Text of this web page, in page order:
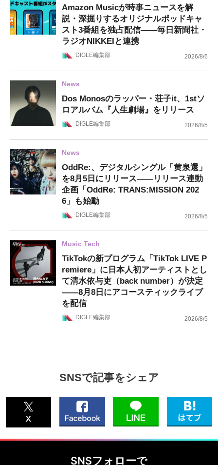
Amazon Musicが時事ニュースを解
説・深掘りするオリジナルポッドキャ
スト3番組を独占配信——毎日新聞社・
ラジオNIKKEIと連携
DIGLE編集部 2026/8/6
News
Dos Monosのラッパー・荘子it、1stソ
ロアルバム『人生劇場』をリリース
DIGLE編集部 2026/8/5
News
OddRe:、デジタルシングル「黄泉還」
を8月5日にリリース——リリース連動
企画「OddRe: TRANS:MISSION 202
6」も始動
DIGLE編集部 2026/8/5
Music Tech
TikTokの新プログラム「TikTok LIVE P
remiere」に日本人初アーティストとし
て清水依与吏（back number）が決定
——8月8日にアコースティックライブ
を配信
DIGLE編集部 2026/8/5
SNSで記事をシェア
SNSフォローで